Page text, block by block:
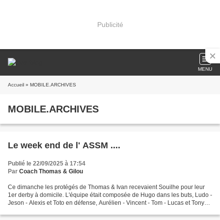
Publicité
MENU
Accueil » MOBILE.ARCHIVES
MOBILE.ARCHIVES
Le week end de l' ASSM ....
Publié le 22/09/2025 à 17:54
Par Coach Thomas & Gilou
Ce dimanche les protégés de Thomas & Ivan recevaient Souilhe pour leur
1er derby à domicile. L'équipe était composée de Hugo dans les buts, Ludo -
Jeson - Alexis et Toto en défense, Aurélien - Vincent - Tom - Lucas et Tony